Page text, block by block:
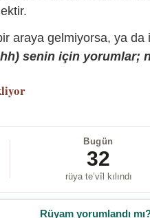
araya gelmiyorsa, ya
senin için yorumlar;
Bugün
32
rüya te’vîl kılındı
Rüyam yorumlandı